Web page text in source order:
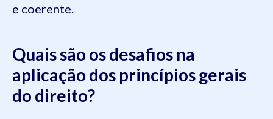
e coerente.
Quais são os desafios na
aplicação dos princípios gerais
do direito?